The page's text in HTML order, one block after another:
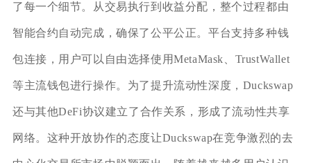
了每一个细节。从交易执行到收益分配，整个过程都由
智能合约自动完成，确保了公平公正。平台支持多种钱
包连接，用户可以自由选择使用MetaMask、TrustWallet
等主流钱包进行操作。为了提升流动性深度，Duckswap
还与其他DeFi协议建立了合作关系，形成了流动性共享
网络。这种开放协作的态度让Duckswap在竞争激烈的去